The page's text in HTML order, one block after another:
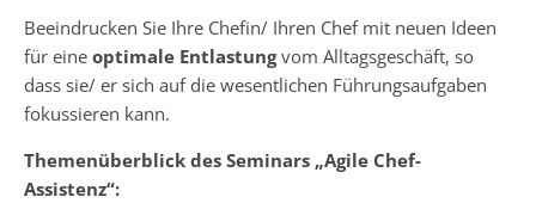
Beeindrucken Sie Ihre Chefin/ Ihren Chef mit neuen Ideen
für eine optimale Entlastungvom Alltagsgeschäft, so
dass sie/ er sich auf die wesentlichen Führungsaufgaben
fokussieren kann.
Themenüberblick des Seminars „Agile Chef-
Assistenz“: